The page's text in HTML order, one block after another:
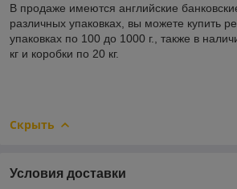
В продаже имеются английские
различных упаковках, вы можете купить
упаковках по 100 до 1000 г., также в
кг и коробки по 20 кг.
Скрыть
Условия доставки